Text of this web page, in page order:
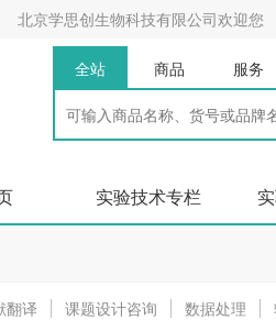
北京学思创生物科技有限公司欢迎您
全站 商品 服务
实验技术专栏
翻译 课题设计咨询 数据处理